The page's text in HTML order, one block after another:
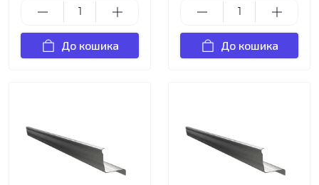
До кошика До кошика